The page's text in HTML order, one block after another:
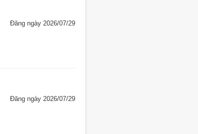
Đăng ngày 2026/07/29
Đăng ngày 2026/07/29